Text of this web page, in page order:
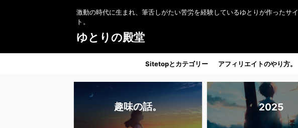
激動の時代に生まれ、筆舌しがたい苦労を経験しているゆとりが作ったサイ
ト。
ゆとりの殿堂
Sitetopとカテゴリー アフィリエイトのやり方。
趣味の話。 2025